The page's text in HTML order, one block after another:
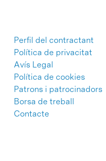
Perfil del contractant
Política de privacitat
Avís Legal
Política de cookies
Patrons i patrocinadors
Borsa de treball
Contacte